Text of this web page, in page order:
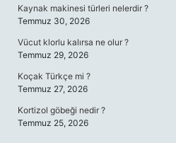
Kaynak makinesi türleri nelerdir ?
Temmuz 30, 2026
Vücut klorlu kalırsa ne olur ?
Temmuz 29, 2026
Koçak Türkçe mi ?
Temmuz 27, 2026
Kortizol göbeği nedir ?
Temmuz 25, 2026